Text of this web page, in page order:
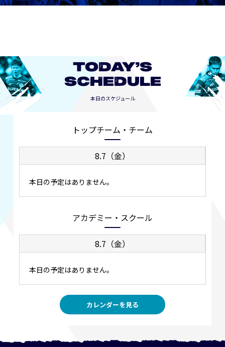
TODAY’S
SCHEDULE
本日のスケジュール
トップチーム・チーム
8.7（金）
本日の予定はありません。
アカデミー・スクール
8.7（金）
本日の予定はありません。
カレンダーを見る